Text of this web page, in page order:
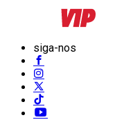
siga-nos